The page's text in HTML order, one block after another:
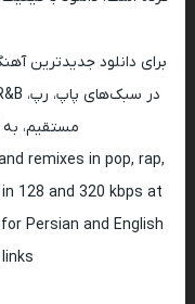
برای دانلود جدیدترین
مستقیم،
remixes in pop, rap,
128 and 320 kbps at
Persian and English